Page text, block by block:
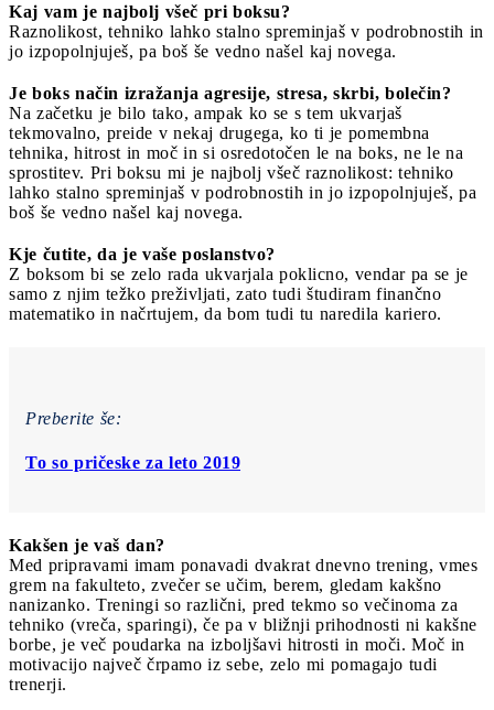
Kaj vam je najbolj všeč pri boksu?
Raznolikost, tehniko lahko stalno spreminjaš v podrobnostih in
jo izpopolnjuješ, pa boš še vedno našel kaj novega.
Je boks način izražanja agresije, stresa, skrbi, bolečin?
Na začetku je bilo tako, ampak ko se s tem ukvarjaš
tekmovalno, preide v nekaj drugega, ko ti je pomembna
tehnika, hitrost in moč in si osredotočen le na boks, ne le na
sprostitev. Pri boksu mi je najbolj všeč raznolikost: tehniko
lahko stalno spreminjaš v podrobnostih in jo izpopolnjuješ, pa
boš še vedno našel kaj novega.
Kje čutite, da je vaše poslanstvo?
Z boksom bi se zelo rada ukvarjala poklicno, vendar pa se je
samo z njim težko preživljati, zato tudi študiram finančno
matematiko in načrtujem, da bom tudi tu naredila kariero.
Preberite še:
To so pričeske za leto 2019
Kakšen je vaš dan?
Med pripravami imam ponavadi dvakrat dnevno trening, vmes
grem na fakulteto, zvečer se učim, berem, gledam kakšno
nanizanko. Treningi so različni, pred tekmo so večinoma za
tehniko (vreča, sparingi), če pa v bližnji prihodnosti ni kakšne
borbe, je več poudarka na izboljšavi hitrosti in moči. Moč in
motivacijo največ črpamo iz sebe, zelo mi pomagajo tudi
trenerji.